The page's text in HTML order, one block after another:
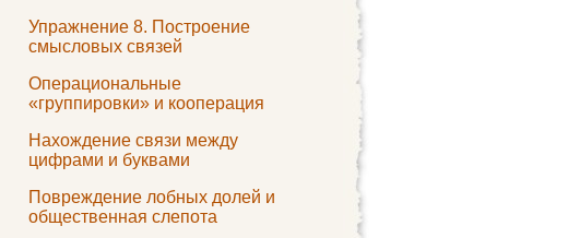
Упражнение 8. Построение
смысловых связей
Операциональные
«группировки» и кооперация
Нахождение связи между
цифрами и буквами
Повреждение лобных долей и
общественная слепота